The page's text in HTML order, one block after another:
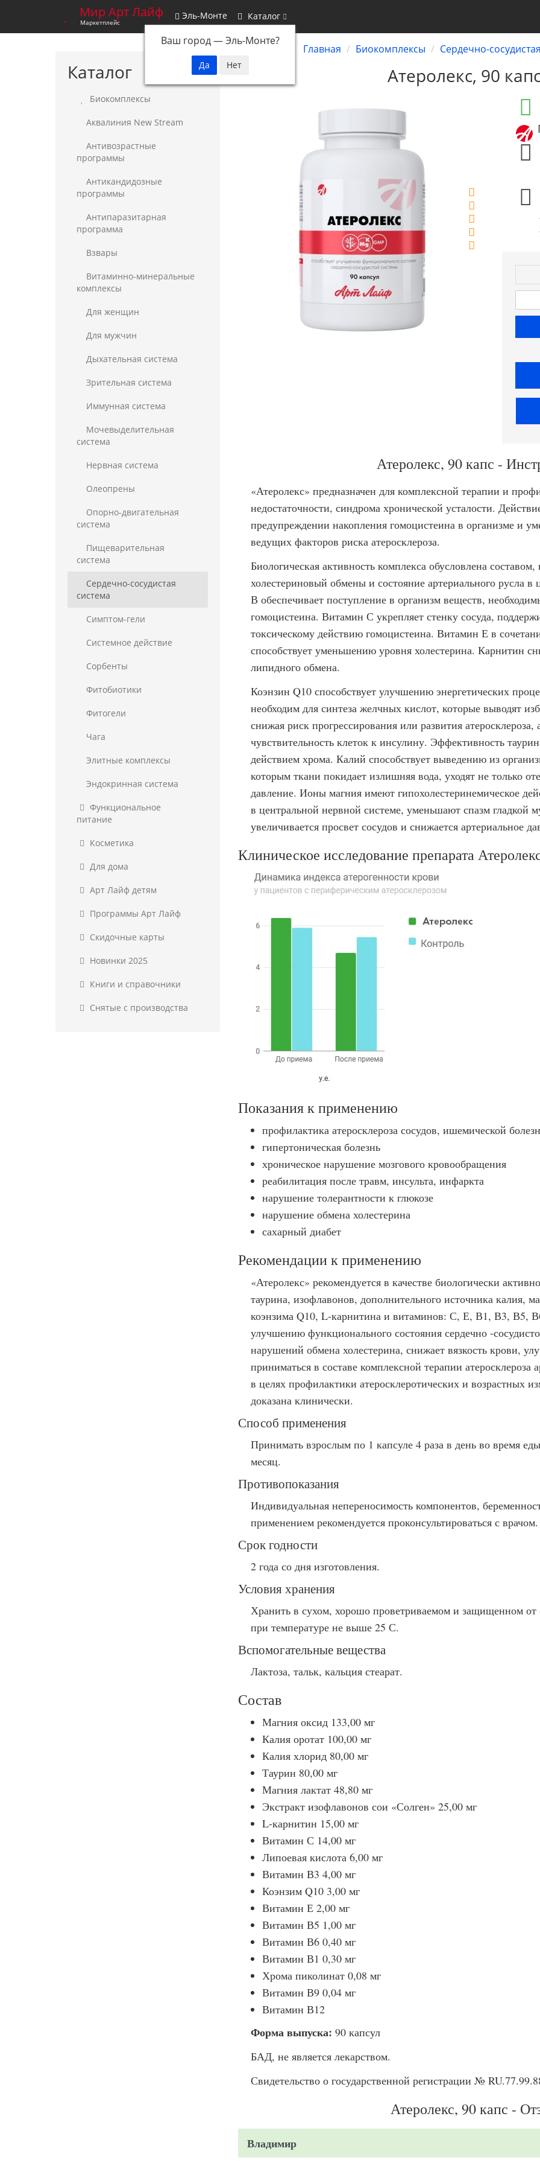
Мир Арт Лайф
Маркетплейс
Эль-Монте
Ваш город —Эль-Монте?
Каталог
Каталог
Биокомплексы
Аквалиния New Stream
Антивозрастные
программы
Антикандидозные
программы
Антипаразитарная
программа
Взвары
Витаминно-минеральные
комплексы
Для женщин
Для мужчин
Дыхательная система
Зрительная система
Иммунная система
Мочевыделительная
система
Нервная система
Олеопрены
Опорно-двигательная
система
Пищеварительная
система
Сердечно-сосудистая
система
Симптом-гели
Системное действие
Сорбенты
Фитобиотики
Фитогели
Чага
Элитные комплексы
Эндокринная система
Функциональное
питание
Косметика
Для дома
Арт Лайф детям
Программы Арт Лайф
Скидочные карты
Новинки 2025
Книги и справочники
Снятые с производства
Главная Биокомплексы Сердечно-
Атеролекс, 90
Атеролекс, 90 капс -
«Атеролекс» предназначен для комплексной терапии и
недостаточности, синдрома хронической усталости.
предупреждении накопления гомоцистеина в организме и
ведущих факторов риска атеросклероза.
Биологическая активность комплекса обусловлена
холестериновый обмены и состояние артериального русла
В обеспечивает поступление в организм веществ,
гомоцистеина. Витамин С укрепляет стенку сосуда,
токсическому действию гомоцистеина. Витамин Е в
способствует уменьшению уровня холестерина. Карнитин
липидного обмена.
Коэнзин Q10 способствует улучшению энергетических
необходим для синтеза желчных кислот, которые выводят
снижая риск прогрессирования или развития
чувствительность клеток к инсулину. Эффективность
действием хрома. Калий способствует выведению из
которым ткани покидает излишняя вода, уходят не только
давление. Ионы магния имеют гипохолестеринемическое
в центральной нервной системе, уменьшают спазм гладкой
увеличивается просвет сосудов и снижается артериальное
Клиническое исследование препарата
Показания к применению
профилактика атеросклероза сосудов, ишемической
гипертоническая болезнь
хроническое нарушение мозгового кровообращения
реабилитация после травм, инсульта, инфаркта
нарушение толерантности к глюкозе
нарушение обмена холестерина
сахарный диабет
Рекомендации к применению
«Атеролекс» рекомендуется в качестве биологически
таурина, изофлавонов, дополнительного источника калия,
коэнзима Q10, L-карнитина и витаминов: С, Е, В1, В3, В5,
улучшению функционального состояния сердечно -
нарушений обмена холестерина, снижает вязкость крови,
приниматься в составе комплексной терапии
в целях профилактики атеросклеротических и возрастных
доказана клинически.
Способ применения
Принимать взрослым по 1 капсуле 4 раза в день во время
месяц.
Противопоказания
Индивидуальная непереносимость компонентов,
применением рекомендуется проконсультироваться с врачом.
Срок годности
2 года со дня изготовления.
Условия хранения
Хранить в сухом, хорошо проветриваемом и защищенном от
при температуре не выше 25 С.
Вспомогательные вещества
Лактоза, тальк, кальция стеарат.
Состав
Магния оксид 133,00 мг
Калия оротат 100,00 мг
Калия хлорид 80,00 мг
Таурин 80,00 мг
Магния лактат 48,80 мг
Экстракт изофлавонов сои «Солген» 25,00 мг
L-карнитин 15,00 мг
Витамин С 14,00 мг
Липоевая кислота 6,00 мг
Витамин В3 4,00 мг
Коэнзим Q10 3,00 мг
Витамин Е 2,00 мг
Витамин В5 1,00 мг
Витамин В6 0,40 мг
Витамин В1 0,30 мг
Хрома пиколинат 0,08 мг
Витамин В9 0,04 мг
Витамин В12
Форма выпуска: 90 капсул
БАД, не является лекарством.
Свидетельство о государственной регистрации №
Атеролекс, 90 капс -
Владимир